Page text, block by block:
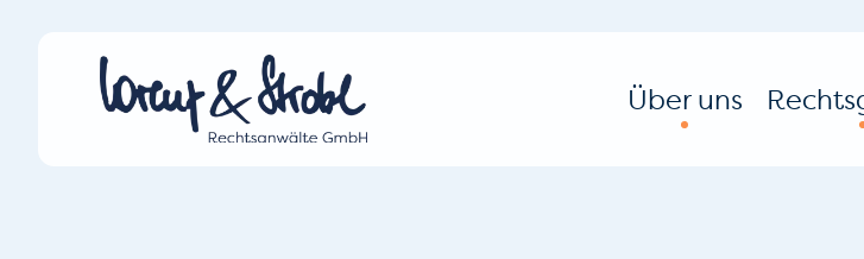
Über uns